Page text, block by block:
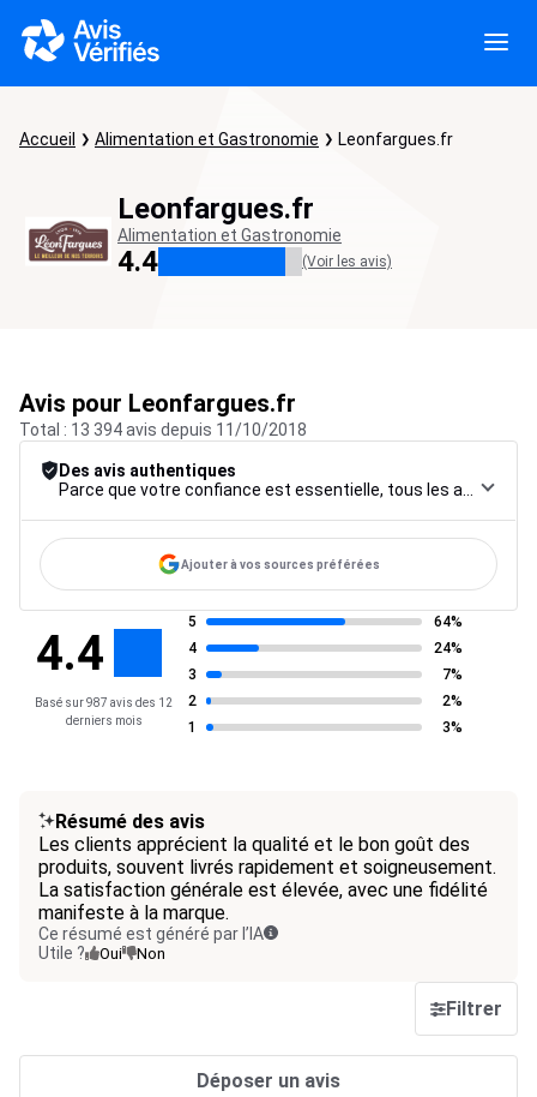
Accueil Alimentation et Gastronomie Leonfargues.fr
Leonfargues.fr
Alimentation et Gastronomie
4.4 (Voir les avis)
Avis pour Leonfargues.fr
Total : 13 394 avis depuis 11/10/2018
Des avis authentiques
Ajouter à vos sources préférées
4.4
Basé sur 987 avis des 12
derniers mois
5
64%
4
24%
3
7%
2
2%
1
3%
Résumé des avis
Les clients apprécient la qualité et le bon goût des
produits, souvent livrés rapidement et soigneusement.
La satisfaction générale est élevée, avec une fidélité
manifeste à la marque.
Ce résumé est généré par l’IA
Utile ?
Oui Non
Filtrer
Déposer un avis